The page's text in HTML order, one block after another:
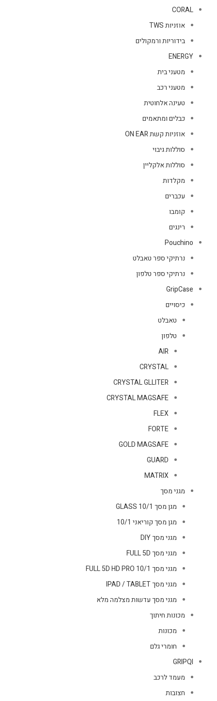
CORAL
אוזניות TWS
בידוריות ורמקולים
ENERGY
מטעני בית
מטעני רכב
טעינה אלחוטית
כבלים ומתאמים
אוזניות קשת ON EAR
סוללות גיבוי
סוללות אלקליין
מקלדות
עכברים
קומבו
רינגים
Pouchino
נרתיקי ספר טאבלט
נרתיקי ספר טלפון
GripCase
כיסויים
טאבלט
טלפון
AIR
CRYSTAL
CRYSTAL GLLITER
CRYSTAL MAGSAFE
FLEX
FORTE
GOLD MAGSAFE
GUARD
MATRIX
מגני מסך
מגן מסך GLASS 10/1
מגן מסך קוריאני 10/1
מגני מסך DIY
מגני מסך FULL 5D
מגני מסך FULL 5D HD PRO 10/1
מגני מסך IPAD / TABLET
מגני מסך עדשות מצלמה מלא
מכונות חיתוך
מכונות
חומרי גלם
GRIPQI
מעמד לרכב
חצובות